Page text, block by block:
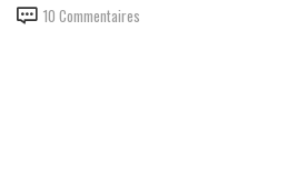
10 Commentaires